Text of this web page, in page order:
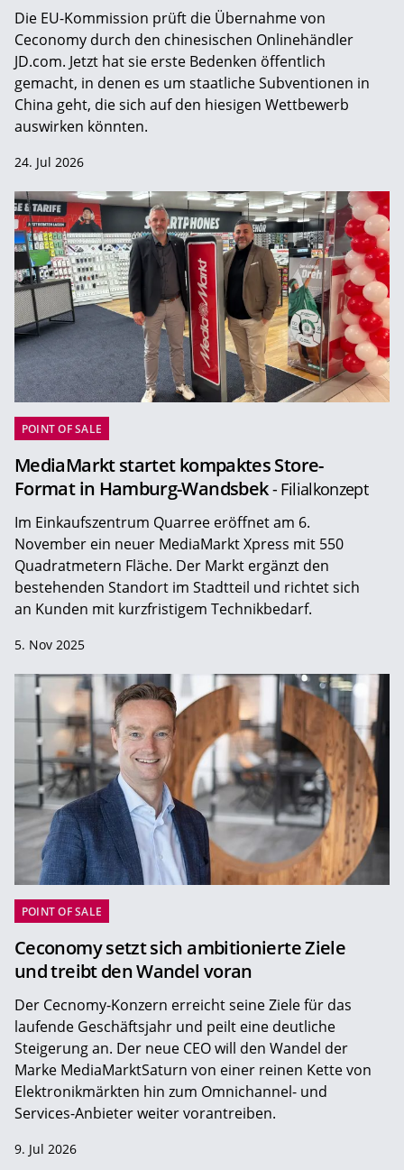
Die EU-Kommission prüft die Übernahme von
Ceconomy durch den chinesischen Onlinehändler
JD.com. Jetzt hat sie erste Bedenken öffentlich
gemacht, in denen es um staatliche Subventionen in
China geht, die sich auf den hiesigen Wettbewerb
auswirken könnten.
24. Jul 2026
POINT OF SALE
MediaMarkt startet kompaktes Store-
Format in Hamburg-Wandsbek- Filialkonzept
Im Einkaufszentrum Quarree eröffnet am 6.
November ein neuer MediaMarkt Xpress mit 550
Quadratmetern Fläche. Der Markt ergänzt den
bestehenden Standort im Stadtteil und richtet sich
an Kunden mit kurzfristigem Technikbedarf.
5. Nov 2025
POINT OF SALE
Ceconomy setzt sich ambitionierte Ziele
und treibt den Wandel voran
Der Cecnomy-Konzern erreicht seine Ziele für das
laufende Geschäftsjahr und peilt eine deutliche
Steigerung an. Der neue CEO will den Wandel der
Marke MediaMarktSaturn von einer reinen Kette von
Elektronikmärkten hin zum Omnichannel- und
Services-Anbieter weiter vorantreiben.
9. Jul 2026